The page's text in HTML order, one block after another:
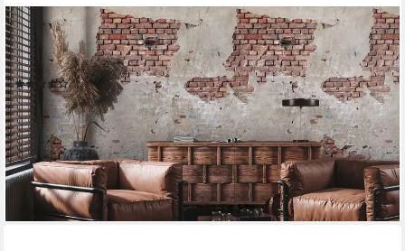
LIVING WALLS
Fototapete Steinwand Fototapete, glatt, matt, (1 St), Tapete
Steinoptik Stein-Tapete Loft Industrial Used Look
(2)
ab 33,48 € UVP 43,95 €
-24%
lieferbar - in 4-5 Werktagen bei dir